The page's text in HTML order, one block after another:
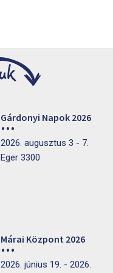
Gárdonyi Napok 2026
2026. augusztus 3 - 7.
Eger 3300
Márai Központ 2026
2026. június 19. - 2026.